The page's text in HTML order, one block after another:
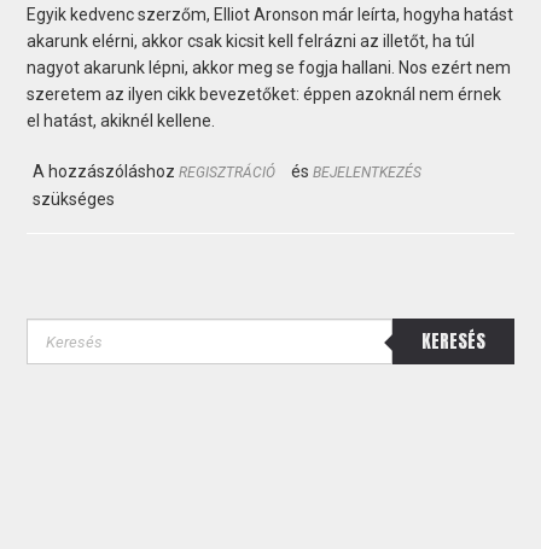
Egyik kedvenc szerzőm, Elliot Aronson már leírta, hogyha hatást
akarunk elérni, akkor csak kicsit kell felrázni az illetőt, ha túl
nagyot akarunk lépni, akkor meg se fogja hallani. Nos ezért nem
szeretem az ilyen cikk bevezetőket: éppen azoknál nem érnek
el hatást, akiknél kellene.
A hozzászóláshozREGISZTRÁCIÓ ésBEJELENTKEZÉS
szükséges
KERESÉS